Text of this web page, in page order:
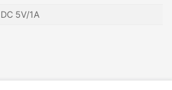
DC 5V/1A